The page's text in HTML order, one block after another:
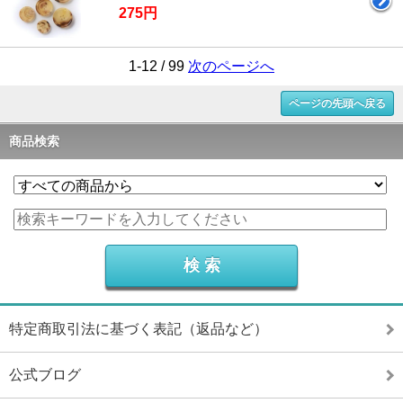
275円
1-12 / 99 次のページへ
ページの先頭へ戻る
商品検索
特定商取引法に基づく表記（返品など）
公式ブログ